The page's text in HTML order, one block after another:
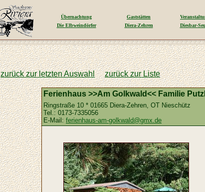
Übernachtung Gaststätten
Die Elbweindörfer
Diera-Zehren Diesbar-
zurück zur letzten Auswahl zurück zur Liste
Ferienhaus >>Am Golkwald<< Familie
Ringstraße 10 * 01665 Diera-Zehren, OT Nieschütz
Tel.: 0173-7335056
E-Mail: ferienhaus-am-golkwald@gmx.de